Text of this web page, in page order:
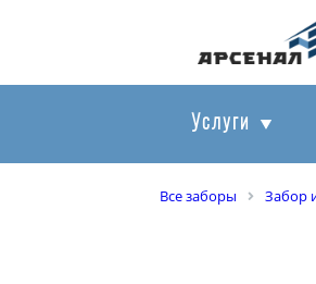
Услуги
Все заборы Забор